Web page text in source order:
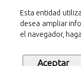
Esta entidad
desea ampliar
el navegador,